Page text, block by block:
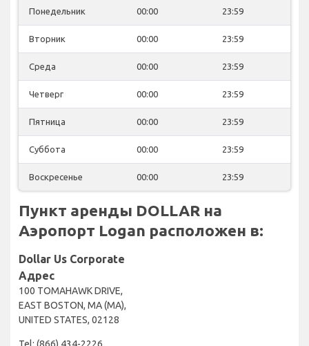
Понедельник 00:00 23:59
Вторник 00:00 23:59
Среда 00:00 23:59
Четверг 00:00 23:59
Пятница 00:00 23:59
Суббота 00:00 23:59
Воскресенье 00:00 23:59
Пункт аренды DOLLAR на
Аэропорт Logan расположен в:
Dollar Us Corporate
Адрес
100 TOMAHAWK DRIVE,
EAST BOSTON, MA (MA),
UNITED STATES, 02128
Tel: (866) 434-2226